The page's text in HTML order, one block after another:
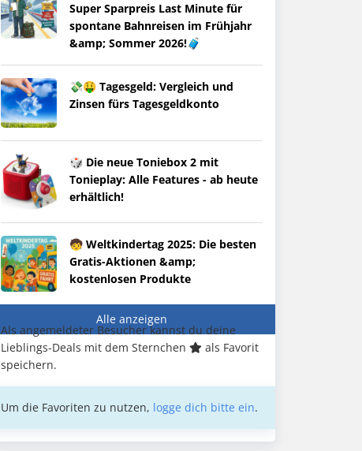
Super Sparpreis Last Minute für
spontane Bahnreisen im Frühjahr
&amp; Sommer 2026!🧳
💸🤑 Tagesgeld: Vergleich und
Zinsen fürs Tagesgeldkonto
🎲 Die neue Toniebox 2 mit
Tonieplay: Alle Features - ab heute
erhältlich!
🧒 Weltkindertag 2025: Die besten
Gratis-Aktionen &amp;
kostenlosen Produkte
Alle anzeigen
Als angemeldeter Besucher kannst du deine
Lieblings-Deals mit dem Sternchen
als Favorit
speichern.
Um die Favoriten zu nutzen, logge dich bitte ein.